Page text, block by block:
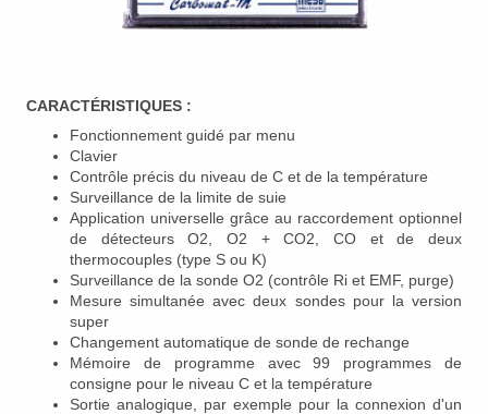
CARACTÉRISTIQUES :
Fonctionnement guidé par menu
Clavier
Contrôle précis du niveau de C et de la température
Surveillance de la limite de suie
Application universelle grâce au raccordement optionnel
de détecteurs O2, O2 + CO2, CO et de deux
thermocouples (type S ou K)
Surveillance de la sonde O2 (contrôle Ri et EMF, purge)
Mesure simultanée avec deux sondes pour la version
super
Changement automatique de sonde de rechange
Mémoire de programme avec 99 programmes de
consigne pour le niveau C et la température
Sortie analogique, par exemple pour la connexion d'un